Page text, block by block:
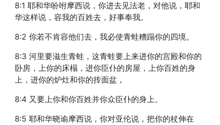
8:1 耶和华吩咐摩西说，你进去见法老，对他说，耶和
华这样说，容我的百姓去，好事奉我。
8:2 你若不肯容他们去，我必使青蛙糟蹋你的四境。
8:3 河里要滋生青蛙，这青蛙要上来进你的宫殿和你的
卧房，上你的床榻，进你臣仆的房屋，上你百姓的身
上，进你的炉灶和你的抟面盆，
8:4 又要上你和你百姓并你众臣仆的身上。
8:5 耶和华晓谕摩西说，你对亚伦说，把你的杖伸在